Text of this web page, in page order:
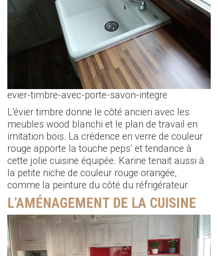
evier-timbre-avec-porte-savon-integre
L’évier timbre donne le côté ancien avec les
meubles wood blanchi et le plan de travail en
imitation bois. La crédence en verre de couleur
rouge apporte la touche peps’ et tendance à
cette jolie cuisine équipée. Karine tenait aussi à
la petite niche de couleur rouge orangée,
comme la peinture du côté du réfrigérateur
L’AMÉNAGEMENT DE LA CUISINE